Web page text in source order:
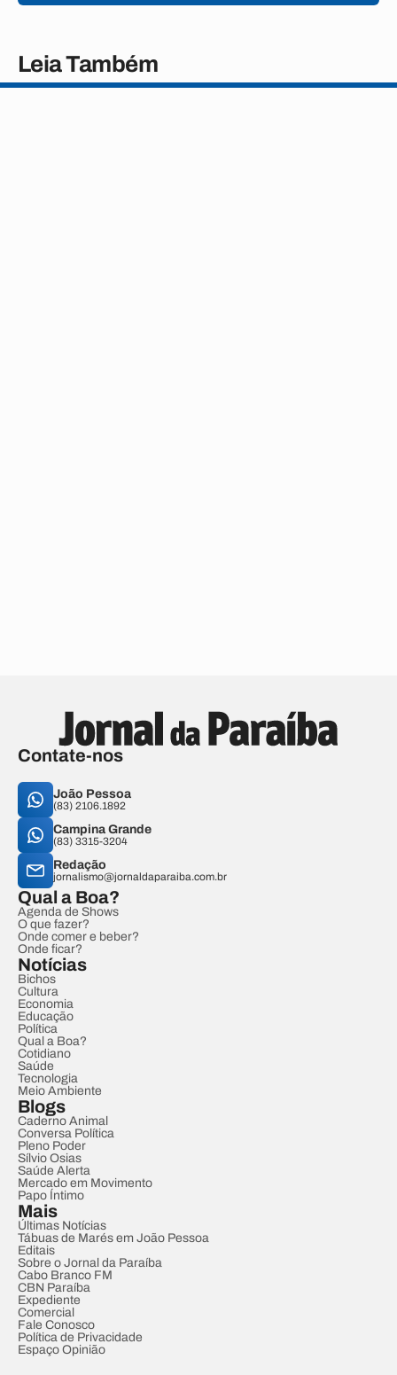
Leia Também
Contate-nos
João Pessoa
(83) 2106.1892
Campina Grande
(83) 3315-3204
Redação
jornalismo@jornaldaparaiba.com.br
Qual a Boa?
Agenda de Shows
O que fazer?
Onde comer e beber?
Onde ficar?
Notícias
Bichos
Cultura
Economia
Educação
Política
Qual a Boa?
Cotidiano
Saúde
Tecnologia
Meio Ambiente
Blogs
Caderno Animal
Conversa Política
Pleno Poder
Sílvio Osias
Saúde Alerta
Mercado em Movimento
Papo Íntimo
Mais
Últimas Notícias
Tábuas de Marés em João Pessoa
Editais
Sobre o Jornal da Paraíba
Cabo Branco FM
CBN Paraíba
Expediente
Comercial
Fale Conosco
Política de Privacidade
Espaço Opinião